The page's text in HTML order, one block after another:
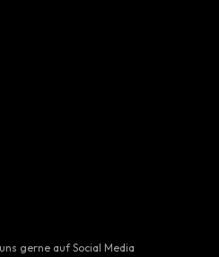
gerne auf Social Media